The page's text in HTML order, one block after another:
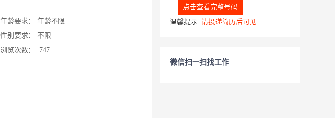
年龄要求：
年龄不限
性别要求：
不限
浏览次数：
747
点击查看完整号码
温馨提示: 请投递简历后可见
微信扫一扫找工作